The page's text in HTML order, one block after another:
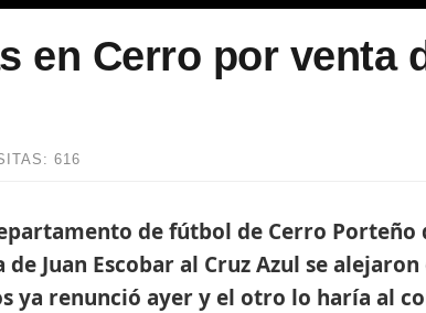
en Cerro por venta
616
de fútbol de Cerro Porteño
Juan Escobar al Cruz Azul se
ya renunció ayer y el otro lo haría al